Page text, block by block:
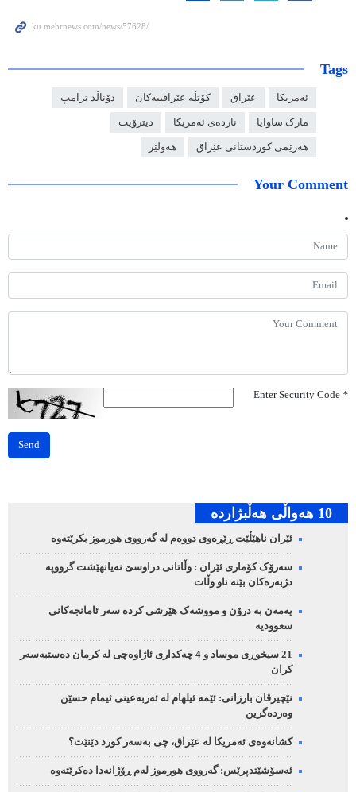
Tags
ئەمریکا عێراق کۆتڵە عێراقییەکان دۆناڵد ترامپ
مارک ساوایا ناردەی ئەمریکا دیترۆیت
هەرێمی کوردستانی عێراق هەولێر
Your Comment
*
Send
10 هه‌واڵی هه‌ڵبژارده‌
ئێران ناهێڵێت ڕێڕەوی دووەم لە گەرووی هورموز بکرێتەوە
سەرۆک کۆماری ئێران : وڵاتانی دراوسێ نەیانهێشت گرووپە
دژبەرەکان بێنە ناو وڵات
یەمەن بە درۆن و مووشەک هێرشی کردە سەر ئامانجەکانی
سعوودیە
21 سیخوڕی موساد و 4 چەکداری ئاژاوەچی لە کرمان دەستبەسەر
کران
نێچیرڤان بارزانی: ئێمە ئیلهام لە ئەربەعینی ئیمام حسێن
وەردەگرین
کشانەوەی ئەمریکا لە عێراق، چی بەسەر کورد دێنێت؟
ئەسۆشێتدپرێس: گەرووی هورموز لەم ڕۆژانەدا دەکرێتەوە